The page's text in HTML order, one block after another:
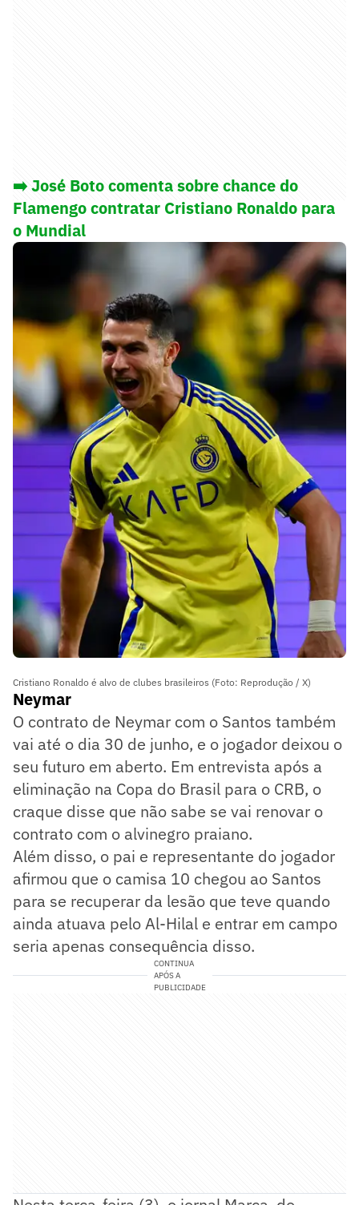
➡️ José Boto comenta sobre chance do
Flamengo contratar Cristiano Ronaldo para
o Mundial
Cristiano Ronaldo é alvo de clubes brasileiros (Foto: Reprodução / X)
Neymar
O contrato de Neymar com o Santos também
vai até o dia 30 de junho, e o jogador deixou o
seu futuro em aberto. Em entrevista após a
eliminação na Copa do Brasil para o CRB, o
craque disse que não sabe se vai renovar o
contrato com o alvinegro praiano.
Além disso, o pai e representante do jogador
afirmou que o camisa 10 chegou ao Santos
para se recuperar da lesão que teve quando
ainda atuava pelo Al-Hilal e entrar em campo
seria apenas consequência disso.
CONTINUA
APÓS A
PUBLICIDADE